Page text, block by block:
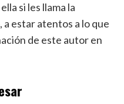
si les llama la
a estar atentos a lo que
de este autor en